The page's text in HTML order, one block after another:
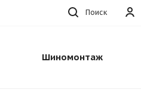
Поиск
Шиномонтаж